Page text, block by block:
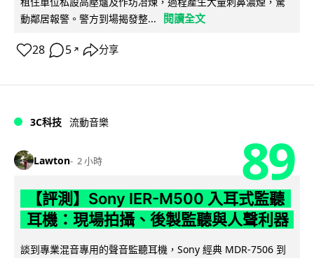
動鄰居報警。警方到場揭發整...
閱讀全文
28 5 ↗ 分享
3C科技 流動音樂
Lawton 2 小時 89
【評測】Sony IER-M500 入耳式監聽
耳機：現場拍攝、後製監聽與人聲利器
談到專業混音專用的聲音監聽耳機，Sony 經典 MDR-7506 到